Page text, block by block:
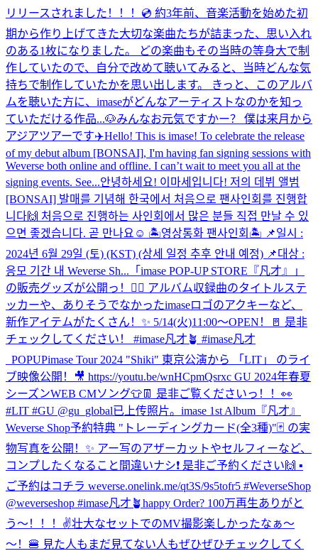
リリースされました！！！💿 約3年前、音楽活動を始めた初
期から作り上げてきた大切な楽曲たちが詰まった、思い入れ
のある1枚になりました。 どの楽曲もその当時の等身大で制
作していたので、自分で改めて聴いてみると、当時どんな気
持ちで制作していたかを思い出します。 きっと、このアルバ
ムを聴いた方に、imaseがどんなアーティストなのかを知っ
ていただける作品...🐶みんなお元気ですかー？ 僕は来月から
アジアツアーです✈️Hello! This is imase! To celebrate the release
of my debut album [BONSAI], I'm having fan signing sessions with
Weverse both online and offline. I can’t wait to meet you all at the
signing events. See...안녕하세요! 이마세입니다! 저의 데뷔 앨범
[BONSAI] 발매를 기념해 한국에서 처음으로 팬사인회를 진행합
니다🙌 처음으로 진행하는 사인회에서 많은 분들 직접 만날 수 있
으면 좋겠습니다. 곧 만나요☺️ 🏝영상통화 팬사인회🏝 📌일시 :
2024년 6월 29일 (토) (KST) (상세 일정 추후 안내 예정) 📌대상 :
응모 기간 내 Weverse Sh... 「imase POP-UP STORE『凡才』」
の販売グッズが公開っ！✌🏼 アルバム収録曲のタイトルステ
ッカーや、ありそうでなかったimaseロゴのアクキーなど、
新作アイテムがたくさん！✨ 5/14(火)11:00〜OPEN！🚪 是非
チェックしてください！ #imase凡才🪴 #imase凡才
_POPUPimase Tour 2024 "Shiki" 東京公演から 「LIT」 のライ
ブ映像公開！🎥 https://youtu.be/wnHCpmQsrxc GU 2024年春夏
シーズンWEB CMソング👕👖 是非ご覧くださいっ！！👀
#LIT #GU @gu_global已上传照片。 imase 1st Album『凡才』
Weverse Shop予約特典 "トレーディングカード(全3種)"🃏 の実
物写真を公開！✨ アー写のアザーカットやセルフィーなど、
コンプしたくなること間違いナシ❗️ 是非ご予約ください🙌 ▪︎
ご予約はコチラ weverse.onelink.me/qt3S/9s5tofr5 #WeverseShop
@weverseshop #imase凡才🪴happy Order? 100万再生ありがと
う〜！！！✌️壮大なセットでのMV撮影楽しかったなぁ〜
〜！🍔 見た人もまだ見てない人もぜひぜひチェックしてく